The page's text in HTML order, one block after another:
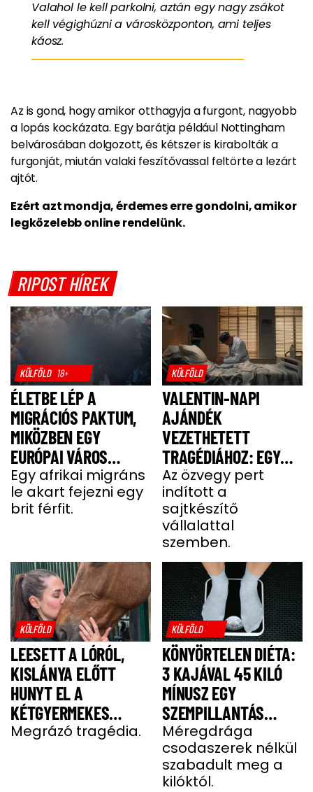
Valahol le kell parkolni, aztán egy nagy zsákot
kell végighúzni a városközponton, ami teljes
káosz.
Az is gond, hogy amikor otthagyja a furgont, nagyobb
a lopás kockázata. Egy barátja például Nottingham
belvárosában dolgozott, és kétszer is kirabolták a
furgonját, miután valaki feszítővassal feltörte a lezárt
ajtót.
Ezért azt mondja, érdemes erre gondolni, amikor
legközelebb online rendelünk.
RIPOST HÍREK
KÜLFÖLD 18+
ÉLETBE LÉP A
MIGRÁCIÓS PAKTUM,
MIKÖZBEN EGY
EURÓPAI VÁROS
LÁNGOKBAN ÁLL A
MIGRÁNSERŐSZAK
MIATT
Egy afrikai migráns
le akart fejezni egy
brit férfit.
KÜLFÖLD
VALENTIN-NAPI
AJÁNDÉK
VEZETHETETT
TRAGÉDIÁHOZ: EGY
SAJT MIATT HALT MEG
A FÉRJ
Az özvegy pert
indított a
sajtkészítő
vállalattal
szemben.
KÜLFÖLD
LEESETT A LÓRÓL,
KISLÁNYA ELŐTT
HUNYT EL A
KÉTGYERMEKES
DONATELLA
Megrázó tragédia.
KÜLFÖLD
KÖNYÖRTELEN DIÉTA:
3 KAJÁVAL 45 KILÓ
MÍNUSZ EGY
SZEMPILLANTÁS
ALATT
Méregdrága
csodaszerek nélkül
szabadult meg a
kilóktól.